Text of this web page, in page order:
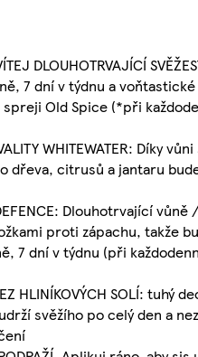
DLOUHOTRVAJÍCÍ
7 dní v týdnu a voňtastické
Old Spice (*při
WHITEWATER: Díky vůni
dřeva, citrusů a jantaru
Dlouhotrvající vůně
proti zápachu, takže
7 dní v týdnu (při
HLINÍKOVÝCH SOLÍ: tuhý
svěžího po celý den a